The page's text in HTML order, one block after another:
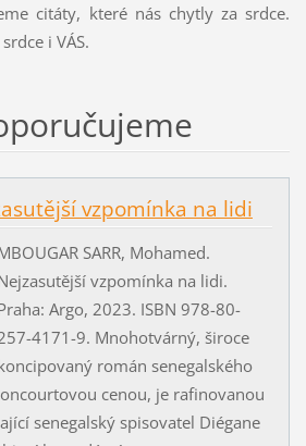
citáty, které nás chytly za srdce.
i VÁS.
vzpomínka na lidi
SARR, Mohamed.
vzpomínka na lidi.
Argo, 2023. ISBN 978-80-
4171-9. Mnohotvárný, široce
román senegalského
cenou, je rafinovanou
senegalský spisovatel Diégane